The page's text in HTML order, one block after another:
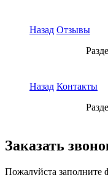
Назад Отзывы
Назад Контакты
Заказать
Пожалуйста заполните